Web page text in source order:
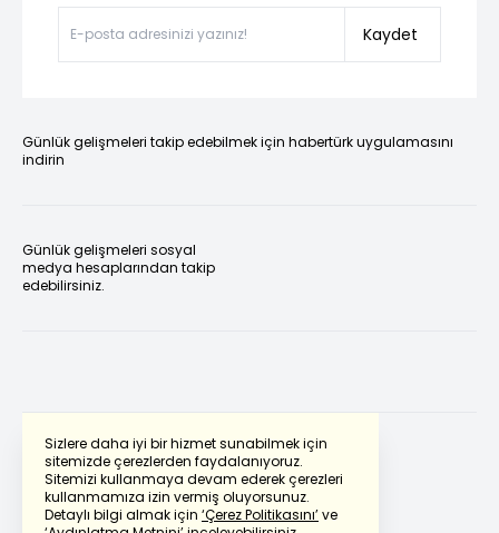
Sizlere daha iyi bir hizmet sunabilmek için
sitemizde çerezlerden faydalanıyoruz.
Sitemizi kullanmaya devam ederek çerezleri
kullanmamıza izin vermiş oluyorsunuz.
Detaylı bilgi almak için ‘Çerez Politikasını’ve
Kaydet
Günlük gelişmeleri takip edebilmek için habertürk uygulamasını
indirin
Günlük gelişmeleri sosyal
medya hesaplarından takip
edebilirsiniz.
Powered by Translate